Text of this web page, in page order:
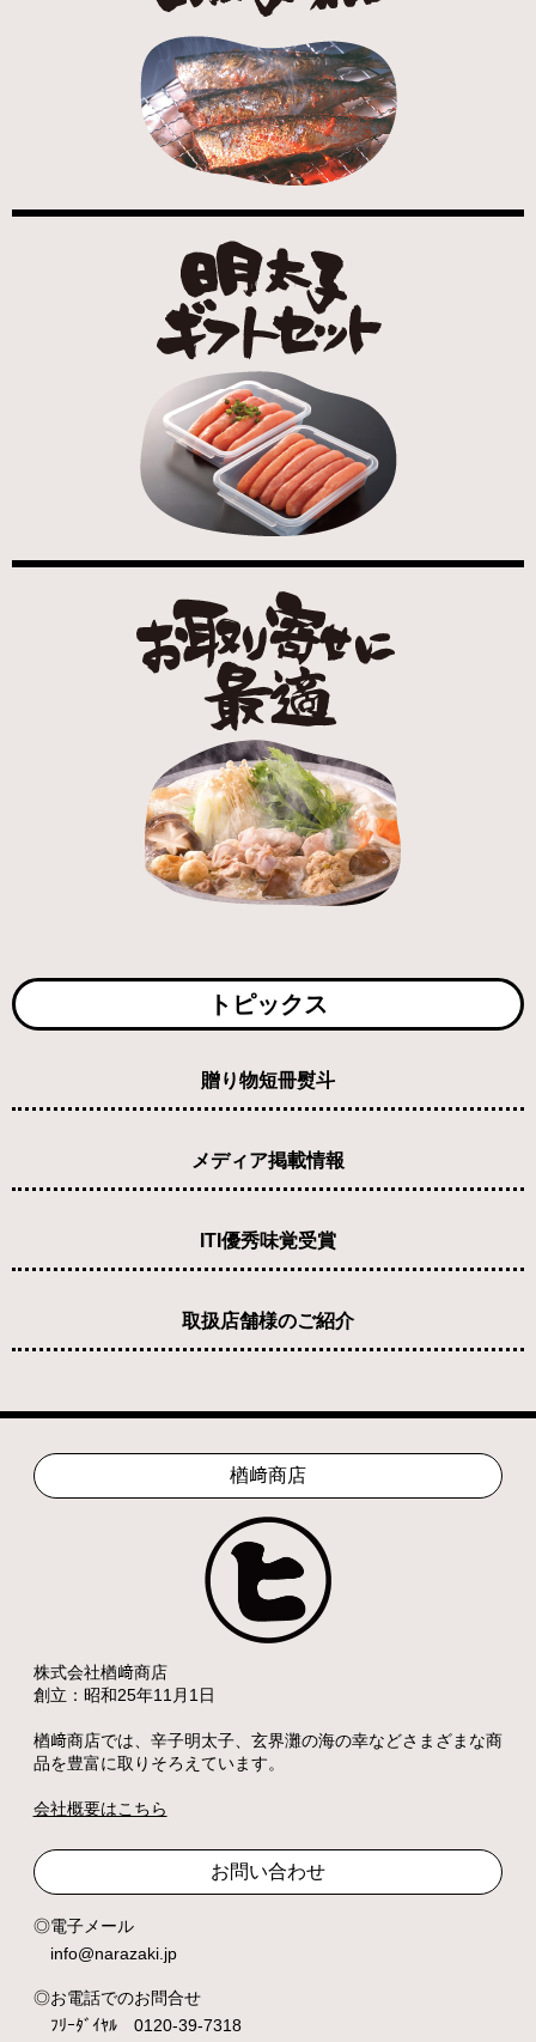
トピックス
贈り物短冊熨斗
メディア掲載情報
ITI優秀味覚受賞
取扱店舗様のご紹介
楢﨑商店
株式会社楢﨑商店
創立：昭和25年11月1日
楢﨑商店では、辛子明太子、玄界灘の海の幸などさまざまな商
品を豊富に取りそろえています。
会社概要はこちら
お問い合わせ
電子メール
info@narazaki.jp
お電話でのお問合せ
ﾌﾘｰﾀﾞｲﾔﾙ 0120-39-7318